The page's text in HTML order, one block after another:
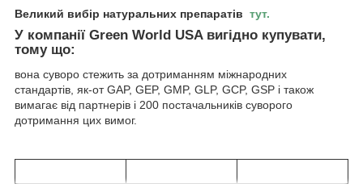
Великий вибір натуральних препаратів тут.
У компанії Green World USA вигідно купувати,
тому що:
вона суворо стежить за дотриманням міжнародних
стандартів, як-от GAP, GEP, GMP, GLP, GCP, GSP і також
вимагає від партнерів і 200 постачальників суворого
дотримання цих вимог.